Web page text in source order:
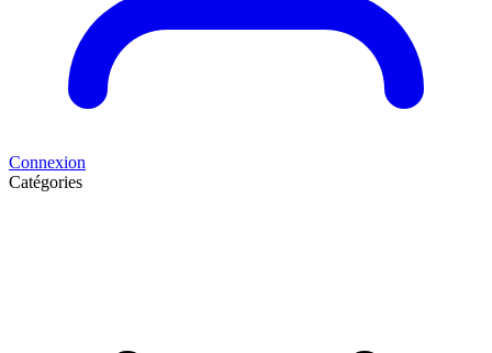
Connexion
Catégories